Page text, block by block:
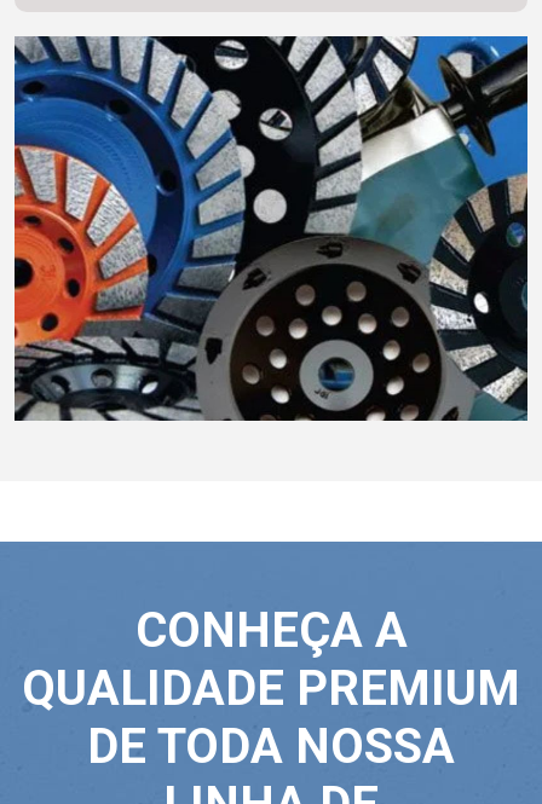
CONHEÇA A
QUALIDADE PREMIUM
DE TODA NOSSA